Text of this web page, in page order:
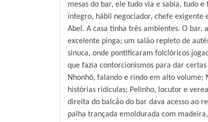
mesas do bar, ele tudo via e sabia, tudo
íntegro, hábil negociador, chefe exigente
Abel. A casa tinha três ambientes. O
excelente pinga; um salão repleto de
sinuca, onde pontificaram folclóricos
que fazia contorcionismos para dar
Nhonhô, falando e rindo em alto volume;
histórias ridículas; Pelinho, locutor e
direita do balcão do bar dava acesso ao
palha trançada emoldurada com